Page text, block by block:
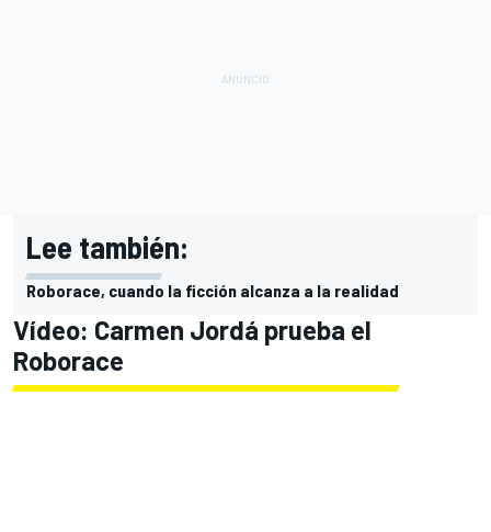
Lee también:
Roborace, cuando la ficción alcanza a la realidad
Vídeo: Carmen Jordá prueba el
Roborace